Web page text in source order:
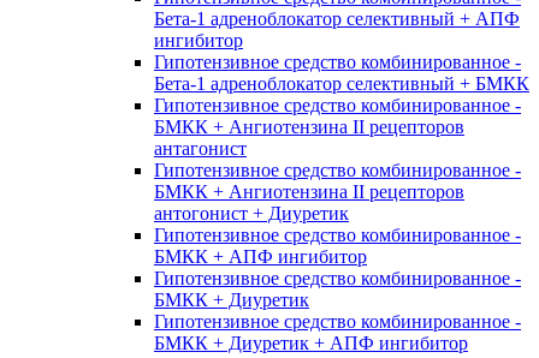
Бета-1 адреноблокатор селективный + АПФ
ингибитор
Гипотензивное средство комбинированное -
Бета-1 адреноблокатор селективный + БМКК
Гипотензивное средство комбинированное -
БМКК + Ангиотензина II рецепторов
антагонист
Гипотензивное средство комбинированное -
БМКК + Ангиотензина II рецепторов
антогонист + Диуретик
Гипотензивное средство комбинированное -
БМКК + АПФ ингибитор
Гипотензивное средство комбинированное -
БМКК + Диуретик
Гипотензивное средство комбинированное -
БМКК + Диуретик + АПФ ингибитор